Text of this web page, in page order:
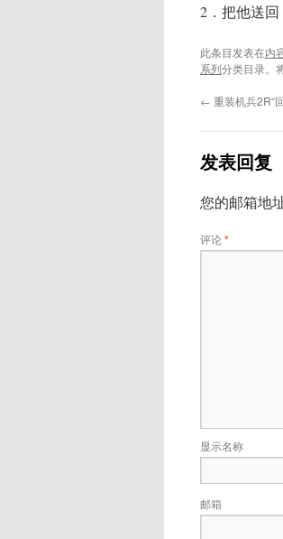
2．把他送回
此条目发表在内
系列分类目录。
← 重装机兵2R“
发表回复
您的邮箱地
评论*
显示名称
邮箱